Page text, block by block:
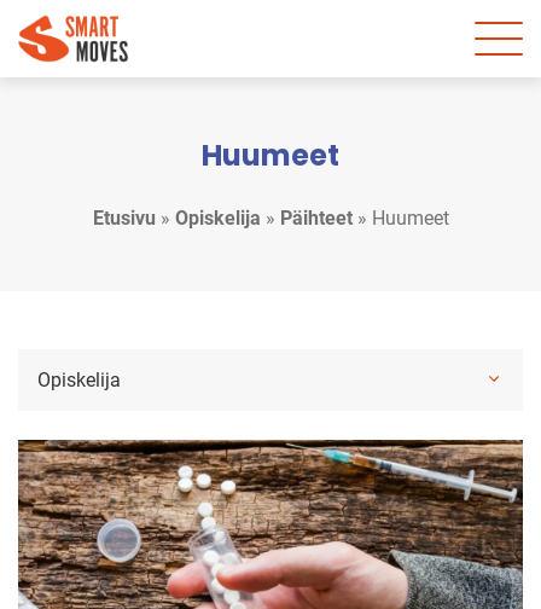
Huumeet
Etusivu » Opiskelija » Päihteet» Huumeet
Opiskelija